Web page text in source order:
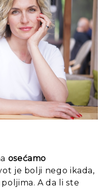
osećamo
je bolji nego ikada,
A da li ste